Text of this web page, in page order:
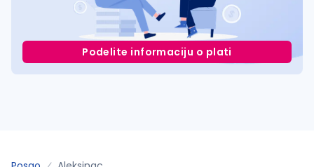
Podelite informaciju o plati